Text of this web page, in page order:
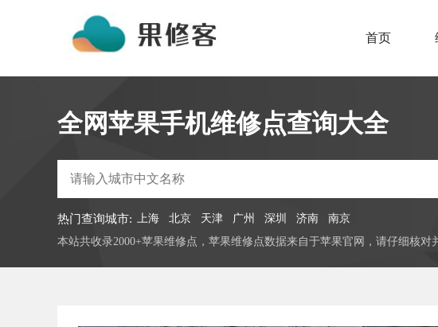
首页
全网苹果手机维修点查询大全
热门查询城市: 上海 北京 天津 广州 深圳 济南
南京
本站共收录2000+苹果维修点，苹果维修点数据来自于苹果官网，请仔细核对